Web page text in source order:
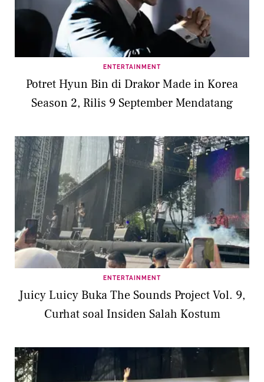
ENTERTAINMENT
Potret Hyun Bin di Drakor Made in Korea
Season 2, Rilis 9 September Mendatang
ENTERTAINMENT
Juicy Luicy Buka The Sounds Project Vol. 9,
Curhat soal Insiden Salah Kostum